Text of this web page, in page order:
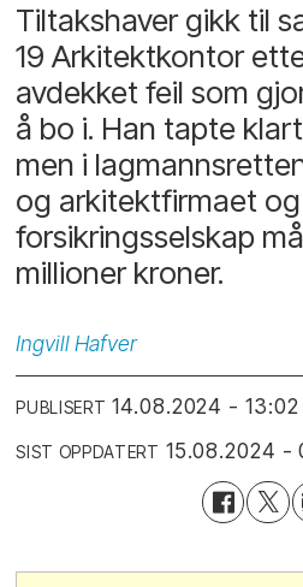
Tiltakshaver gikk til
19 Arkitektkontor
avdekket feil som
å bo i. Han tapte
men i
og arkitektfirmaet
forsikringsselskap
millioner kroner.
Ingvill Hafver
PUBLISERT 14.08.2024 - 13:02
SIST OPPDATERT 15.08.2024 -